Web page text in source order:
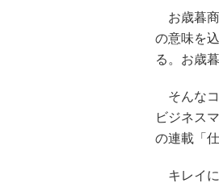
お歳暮商
の意味を
る。お歳
そんなコ
ビジネス
の連載「
キレイに